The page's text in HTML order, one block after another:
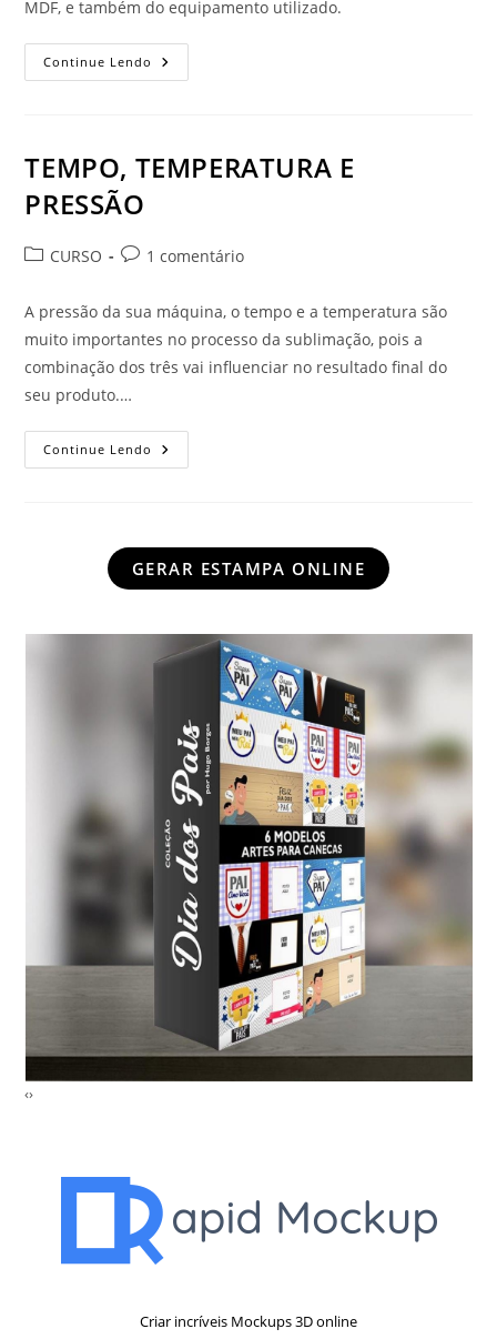
MDF, e também do equipamento utilizado.
Continue Lendo Qual
A
Ideal
Para
TEMPO, TEMPERATURA E
PRESSÃO
Categoria
post:
CURSO
Comentários
1 comentário
A pressão da sua máquina, o tempo e a temperatura são
muito importantes no processo da sublimação, pois a
combinação dos três vai influenciar no resultado final do
seu produto.…
Continue Lendo TEMPO,
TEMPERATURA
GERAR ESTAMPA ONLINE
‹›
Criar incríveis Mockups 3D online